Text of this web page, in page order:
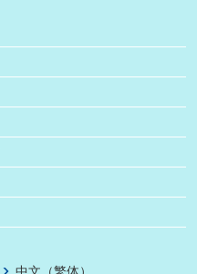
中文（繁体）